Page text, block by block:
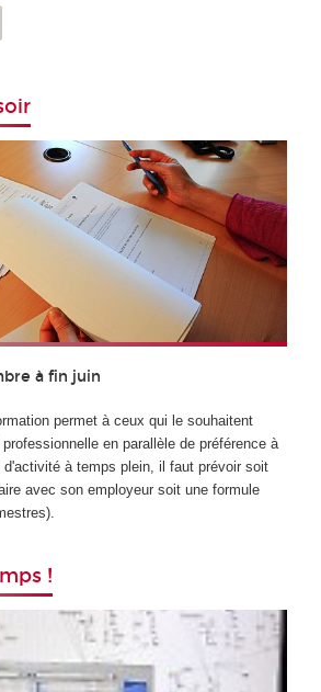
à fin juin
permet à ceux qui le souhaitent
en parallèle de préférence à
à temps plein, il faut prévoir soit
avec son employeur soit une formule
!